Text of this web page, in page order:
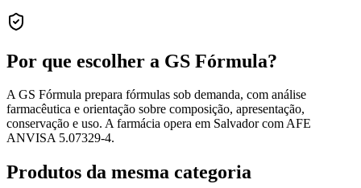
Por que escolher a GS Fórmula?
A GS Fórmula prepara fórmulas sob demanda, com análise
farmacêutica e orientação sobre composição, apresentação,
conservação e uso. A farmácia opera em Salvador com AFE
ANVISA 5.07329-4.
Produtos da mesma categoria